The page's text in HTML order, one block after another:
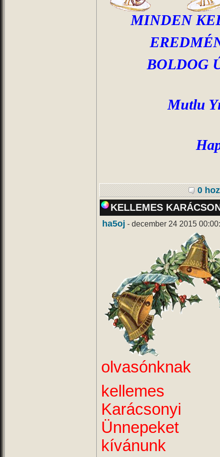
MINDEN
BOLDOG
Mutlu
0
KELLEMES
ha5oj - december 24 2015
olvasónknak
kellemes
Karácsonyi
Ünnepeket
kívánunk